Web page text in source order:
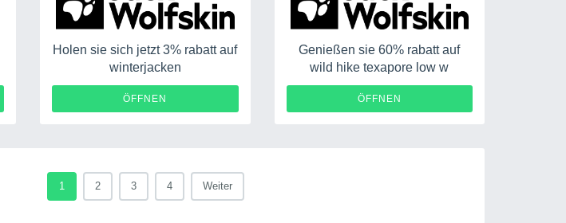
Holen sie sich jetzt 3% rabatt auf
winterjacken
ÖFFNEN
Genießen sie 60% rabatt auf
wild hike texapore low w
ÖFFNEN
1 2 3 4 Weiter